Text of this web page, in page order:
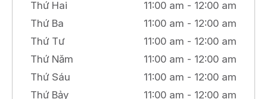
Thứ Hai
11:00 am - 12:00 am
Thứ Ba
11:00 am - 12:00 am
Thứ Tư
11:00 am - 12:00 am
Thứ Năm
11:00 am - 12:00 am
Thứ Sáu
11:00 am - 12:00 am
Thứ Bảy
11:00 am - 12:00 am